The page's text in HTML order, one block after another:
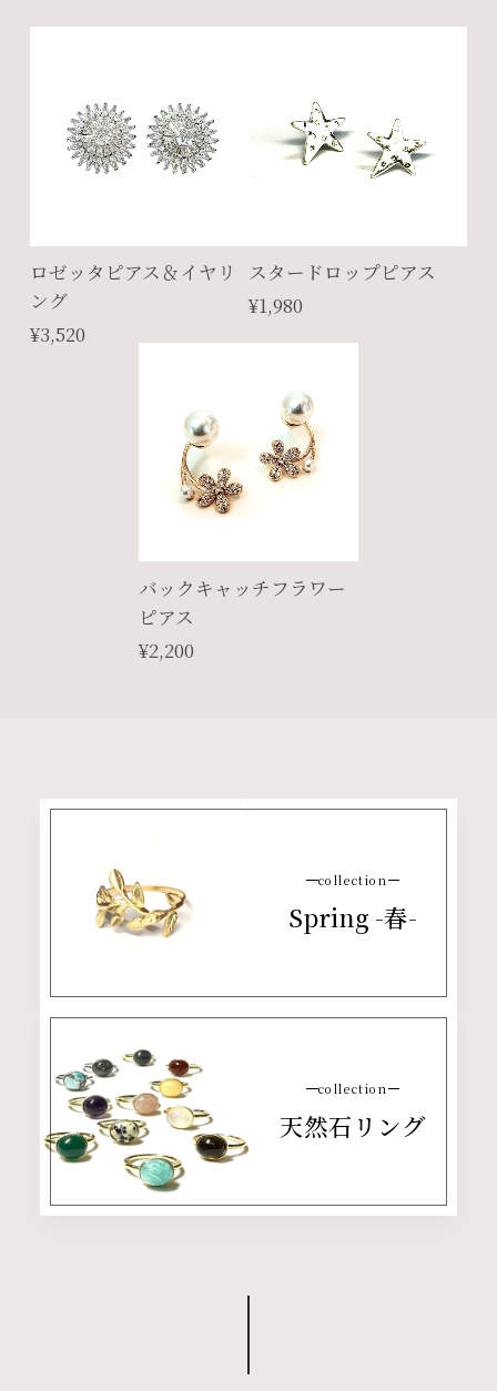
ロゼッタピアス＆イヤリ
ング
¥3,520
スタードロップピアス
¥1,980
バックキャッチフラワー
ピアス
¥2,200
collection
Spring -春-
collection
天然石リング